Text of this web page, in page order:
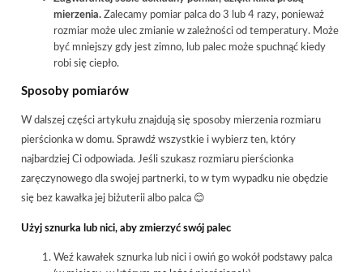
mierzenia. Zalecamy pomiar palca do 3 lub 4 razy, ponieważ
rozmiar może ulec zmianie w zależności od temperatury. Może
być mniejszy gdy jest zimno, lub palec może spuchnąć kiedy
robi się ciepło.
Sposoby pomiarów
W dalszej części artykułu znajdują się sposoby mierzenia rozmiaru
pierścionka w domu. Sprawdź wszystkie i wybierz ten, który
najbardziej Ci odpowiada. Jeśli szukasz rozmiaru pierścionka
zaręczynowego dla swojej partnerki, to w tym wypadku nie obędzie
się bez kawałka jej biżuterii albo palca 😊
Użyj sznurka lub nici, aby zmierzyć swój palec
Weź kawałek sznurka lub nici i owiń go wokół podstawy palca